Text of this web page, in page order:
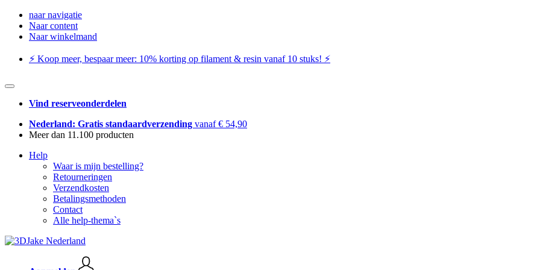
naar navigatie
Naar content
Naar winkelmand
⚡️ Koop meer, bespaar meer: ​​10% korting op filament & resin vanaf 10 stuks! ⚡️
Vind reserveonderdelen
Nederland: Gratis standaardverzending vanaf € 54,90
Meer dan 11.100 producten
Help
Waar is mijn bestelling?
Retourneringen
Verzendkosten
Betalingsmethoden
Contact
Alle help-thema`s